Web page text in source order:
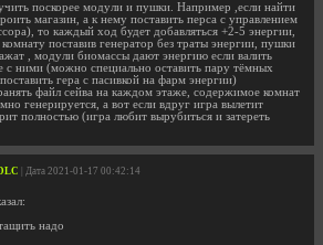
поскорее модули и пушки. Например ,если найти
магазин, а к нему поставить перса с управлением
то каждый ход будет добавляться +2-5 энергии,
поставив генератор без траты энергии, пушки
, модули биомассы дают энергию если валить
с ними (можно специально оставить пару тёмных
гера с пасивкой на фарм энергии)
файл сейва на каждом этаже, содержимое комнат
генерируется, а вот если вдруг игра вылетит
полностью (игра любит вырубиться и затереть
| Дата 2021-01-17 00:42:14
надо